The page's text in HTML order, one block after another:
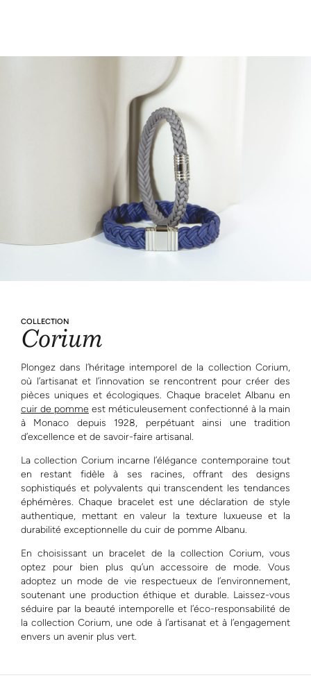
COLLECTION
Corium
Plongez dans l’héritage intemporel de la collection Corium,
où l’artisanat et l’innovation se rencontrent pour créer des
pièces uniques et écologiques. Chaque bracelet Albanu en
cuir de pomme est méticuleusement confectionné à la main
à Monaco depuis 1928, perpétuant ainsi une tradition
d’excellence et de savoir-faire artisanal.
La collection Corium incarne l’élégance contemporaine tout
en restant fidèle à ses racines, offrant des designs
sophistiqués et polyvalents qui transcendent les tendances
éphémères. Chaque bracelet est une déclaration de style
authentique, mettant en valeur la texture luxueuse et la
durabilité exceptionnelle du cuir de pomme Albanu.
En choisissant un bracelet de la collection Corium, vous
optez pour bien plus qu’un accessoire de mode. Vous
adoptez un mode de vie respectueux de l’environnement,
soutenant une production éthique et durable. Laissez-vous
séduire par la beauté intemporelle et l’éco-responsabilité de
la collection Corium, une ode à l’artisanat et à l’engagement
envers un avenir plus vert.